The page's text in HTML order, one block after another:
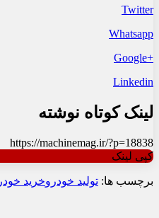
Twitter
Whatsapp
+Google
Linkedin
لینک کوتاه نوشته
https://machinemag.ir/?p=18838
کپی لینک
برچسب ها: تولید خودروخرید